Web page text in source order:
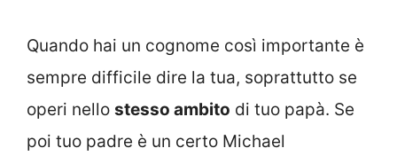
Quando hai un cognome così importante è
sempre difficile dire la tua, soprattutto se
operi nello stesso ambito di tuo papà. Se
poi tuo padre è un certo Michael